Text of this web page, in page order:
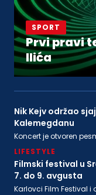
SPORT
Prvi pravi
Ilića
Nik Kejv održao
Kalemegdanu
Koncert je otvoren
Long-Suffering" i
albuma "Wild God"
LIFESTYLE
Filmski festival u
7. do 9. avgusta
Karlovci Film Festival